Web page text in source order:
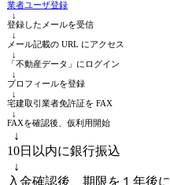
業者ユーザ登録
↓
登録したメールを受信
↓
メール記載の URL にアクセス
↓
「不動産データ」にログイン
↓
プロフィールを登録
↓
宅建取引業者免許証を FAX
↓
FAXを確認後、仮利用開始
↓
10日以内に銀行振込
↓
入金確認後、期限を１年後に